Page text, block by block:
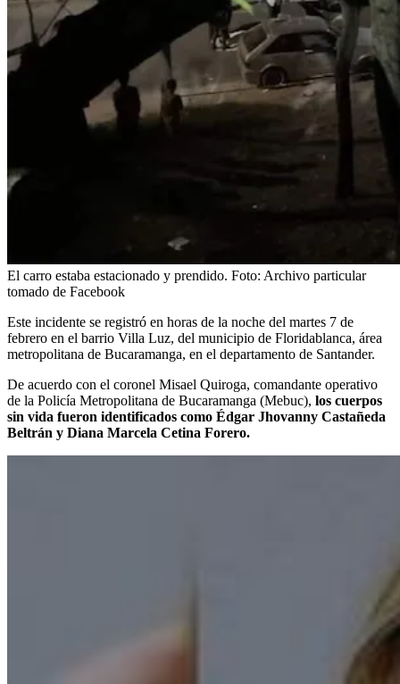
El carro estaba estacionado y prendido. Foto: Archivo particular
tomado de Facebook
Este incidente se registró en horas de la noche del martes 7 de
febrero en el barrio Villa Luz, del municipio de Floridablanca, área
metropolitana de Bucaramanga, en el departamento de Santander.
De acuerdo con el coronel Misael Quiroga, comandante operativo
de la Policía Metropolitana de Bucaramanga (Mebuc), los cuerpos
sin vida fueron identificados como Édgar Jhovanny Castañeda
Beltrán y Diana Marcela Cetina Forero.